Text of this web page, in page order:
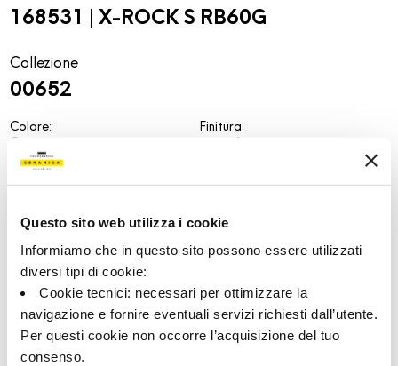
Questo sito web utilizza i cookie
Informiamo che in questo sito possono essere utilizzati
diversi tipi di cookie:
Cookie tecnici: necessari per ottimizzare la
navigazione e fornire eventuali servizi richiesti dall’utente.
Per questi cookie non occorre l’acquisizione del tuo
consenso.
168531 | X-ROCK S RB60G
Collezione
00652
Colore:
Grigio
Tipologia:
Pezzi Speciali
Formato:
30.0x60.0
Finitura:
naturale
opaco
Stonalizzazione:
Unità di misura: